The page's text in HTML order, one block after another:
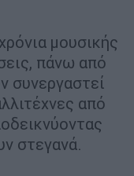
μουσικής
πάνω από
συνεργαστεί
από
στεγανά.